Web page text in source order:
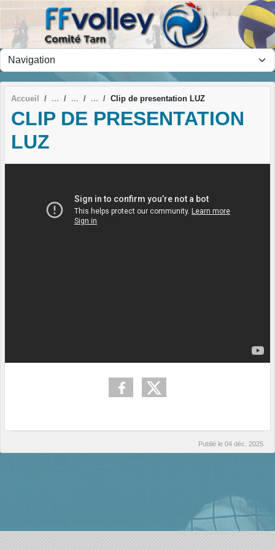
Accueil Clip de presentation LUZ
CLIP DE PRESENTATION
LUZ
Publié le 04 déc. 2025
Panneau de gestion des cookies